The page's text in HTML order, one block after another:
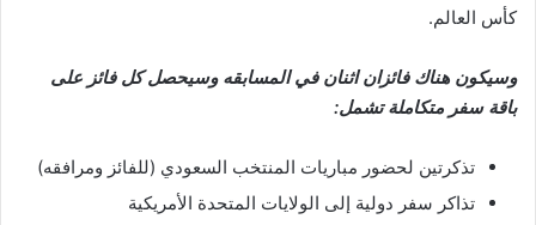
كأس العالم.
وسيكون هناك فائزان اثنان في المسابقه وسيحصل كل فائز على
باقة سفر متكاملة تشمل:
تذكرتين لحضور مباريات المنتخب السعودي (للفائز ومرافقه)
تذاكر سفر دولية إلى الولايات المتحدة الأمريكية